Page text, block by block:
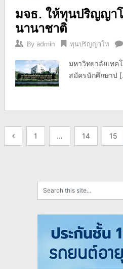
มจธ. ให้ทุนปริญญา
นานาชาติ
By admin ทุนปริญญาโท
มหาวิทยาลัยเทค
สมัครนักศึกษาป
แนะแนว
1 … 14 15